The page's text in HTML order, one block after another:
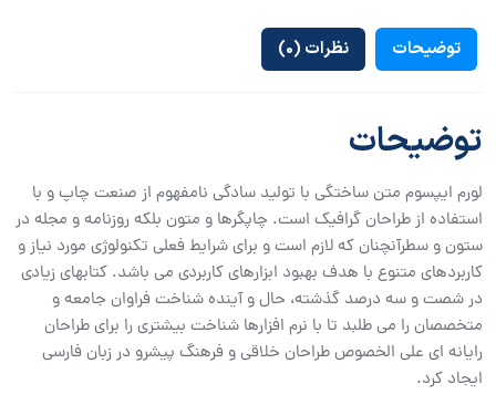
توضیحات نظرات (0)
توضیحات
لورم ایپسوم متن ساختگی با تولید سادگی نامفهوم از صنعت چاپ و با
استفاده از طراحان گرافیک است. چاپگرها و متون بلکه روزنامه و مجله در
ستون و سطرآنچنان که لازم است و برای شرایط فعلی تکنولوژی مورد نیاز و
کاربردهای متنوع با هدف بهبود ابزارهای کاربردی می باشد. کتابهای زیادی
در شصت و سه درصد گذشته، حال و آینده شناخت فراوان جامعه و
متخصصان را می طلبد تا با نرم افزارها شناخت بیشتری را برای طراحان
رایانه ای علی الخصوص طراحان خلاقی و فرهنگ پیشرو در زبان فارسی
ایجاد کرد.